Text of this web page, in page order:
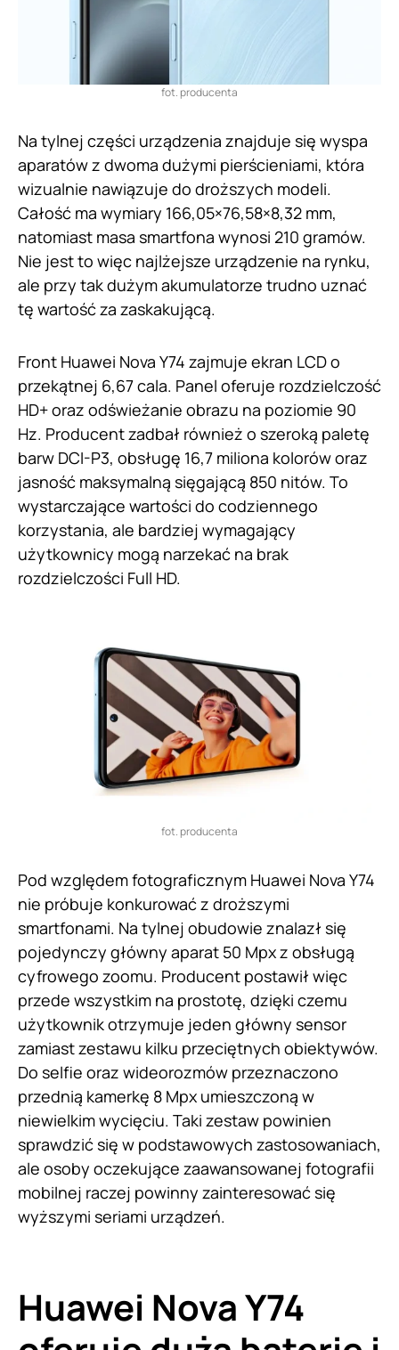
fot. producenta
Na tylnej części urządzenia znajduje się wyspa
aparatów z dwoma dużymi pierścieniami, która
wizualnie nawiązuje do droższych modeli.
Całość ma wymiary 166,05×76,58×8,32 mm,
natomiast masa smartfona wynosi 210 gramów.
Nie jest to więc najlżejsze urządzenie na rynku,
ale przy tak dużym akumulatorze trudno uznać
tę wartość za zaskakującą.
Front Huawei Nova Y74 zajmuje ekran LCD o
przekątnej 6,67 cala. Panel oferuje rozdzielczość
HD+ oraz odświeżanie obrazu na poziomie 90
Hz. Producent zadbał również o szeroką paletę
barw DCI-P3, obsługę 16,7 miliona kolorów oraz
jasność maksymalną sięgającą 850 nitów. To
wystarczające wartości do codziennego
korzystania, ale bardziej wymagający
użytkownicy mogą narzekać na brak
rozdzielczości Full HD.
fot. producenta
Pod względem fotograficznym Huawei Nova Y74
nie próbuje konkurować z droższymi
smartfonami. Na tylnej obudowie znalazł się
pojedynczy główny aparat 50 Mpx z obsługą
cyfrowego zoomu. Producent postawił więc
przede wszystkim na prostotę, dzięki czemu
użytkownik otrzymuje jeden główny sensor
zamiast zestawu kilku przeciętnych obiektywów.
Do selfie oraz wideorozmów przeznaczono
przednią kamerkę 8 Mpx umieszczoną w
niewielkim wycięciu. Taki zestaw powinien
sprawdzić się w podstawowych zastosowaniach,
ale osoby oczekujące zaawansowanej fotografii
mobilnej raczej powinny zainteresować się
wyższymi seriami urządzeń.
Huawei Nova Y74